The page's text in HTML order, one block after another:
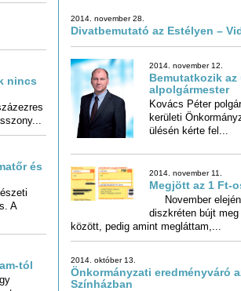
nincs
és
A
tól
2014. november 28.
Divatbemutató az Estélyen –
2014. november 12.
Bemutatkozik az
alpolgármester
Kovács Péter
kerületi
ülésén kérte fel...
2014. november 11.
Megjött az 1 Ft-
November elején
diszkréten bújt meg
között, pedig amint megláttam,...
2014. október 13.
Önkormányzati eredményváró
Színházban